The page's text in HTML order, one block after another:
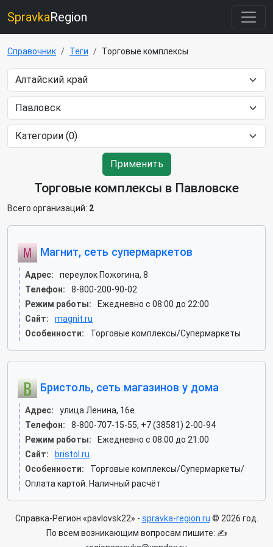
SpravkaRegion
Справочник Теги Торговые комплексы
Применить
Торговые комплексы в Павловске
Всего организаций: 2
Магнит, сеть супермаркетов
Адрес:
переулок Пожогина, 8
Телефон:
8-800-200-90-02
Режим работы:
Ежедневно с 08:00 до 22:00
Сайт:
magnit.ru
Особенности:
Торговые комплексы/Супермаркеты
Бристоль, сеть магазинов у дома
Адрес:
улица Ленина, 16е
Телефон:
8-800-707-15-55, +7 (38581) 2-00-94
Режим работы:
Ежедневно с 08:00 до 21:00
Сайт:
bristol.ru
Особенности:
Торговые комплексы/Супермаркеты/
Оплата картой. Наличный расчёт
Справка-Регион «pavlovsk22» - spravka-region.ru © 2026 год.
По всем возникающим вопросам пишите: ✍